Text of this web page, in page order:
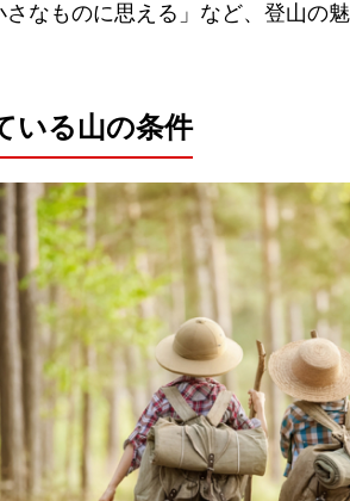
なものに思える」など、登山の
いる山の条件